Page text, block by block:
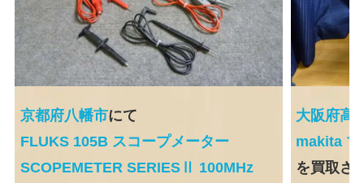
京都府八幡市にて
FLUKS 105B スコープメーター
SCOPEMETER SERIESⅡ 100MHz
大阪府高
makita マ
を買取さ